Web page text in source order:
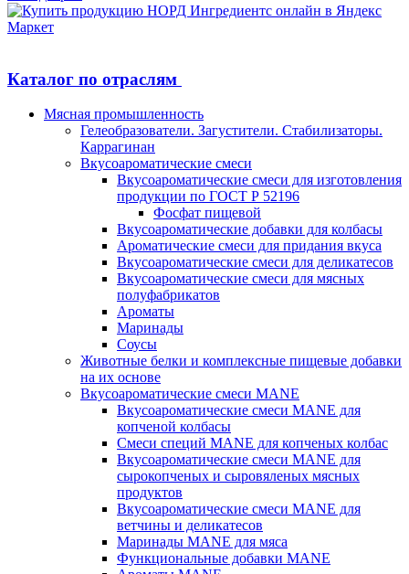
Каталог по отраслям
Мясная промышленность
Гелеобразователи. Загустители. Стабилизаторы.
Каррагинан
Вкусоароматические смеси
Вкусоароматические смеси для изготовления
продукции по ГОСТ Р 52196
Фосфат пищевой
Вкусоароматические добавки для колбасы
Ароматические смеси для придания вкуса
Вкусоароматические смеси для деликатесов
Вкусоароматические смеси для мясных
полуфабрикатов
Ароматы
Маринады
Соусы
Животные белки и комплексные пищевые добавки
на их основе
Вкусоароматические смеси MANE
Вкусоароматические смеси MANE для
копченой колбасы
Смеси специй MANE для копченых колбас
Вкусоароматические смеси MANE для
сырокопченых и сыровяленых мясных
продуктов
Вкусоароматические смеси MANE для
ветчины и деликатесов
Маринады MANE для мяса
Функциональные добавки MANE